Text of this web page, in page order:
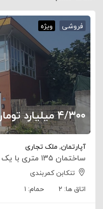
فروشی ویژه
۴/۳۰۰ میلیارد تومان
آپارتمان, ملک تجاری
ساختمان ۱۳۵ متری با یک باب مغازه کد۶۳۰۶
تنکابن کمربندی
اتاق ها: ۲ حمام: ۱